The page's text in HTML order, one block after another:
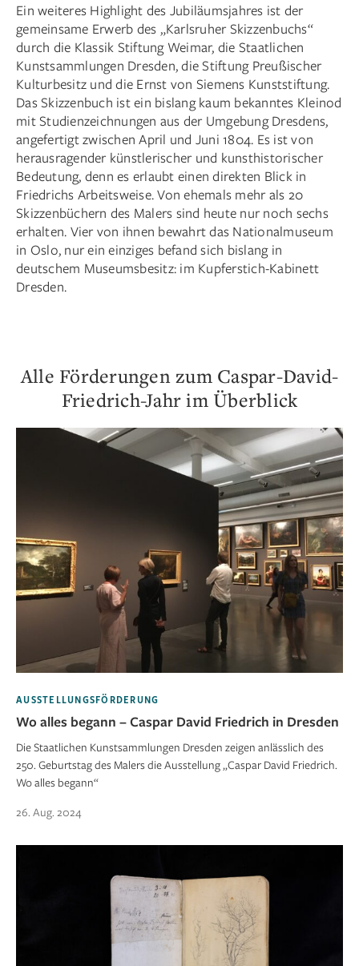
Ein weiteres Highlight des Jubiläumsjahres ist der
gemeinsame Erwerb des „Karlsruher Skizzenbuchs“
durch die Klassik Stiftung Weimar, die Staatlichen
Kunstsammlungen Dresden, die Stiftung Preußischer
Kulturbesitz und die Ernst von Siemens Kunststiftung.
Das Skizzenbuch ist ein bislang kaum bekanntes Kleinod
mit Studienzeichnungen aus der Umgebung Dresdens,
angefertigt zwischen April und Juni 1804. Es ist von
herausragender künstlerischer und kunsthistorischer
Bedeutung, denn es erlaubt einen direkten Blick in
Friedrichs Arbeitsweise. Von ehemals mehr als 20
Skizzenbüchern des Malers sind heute nur noch sechs
erhalten. Vier von ihnen bewahrt das Nationalmuseum
in Oslo, nur ein einziges befand sich bislang in
deutschem Museumsbesitz: im Kupferstich-Kabinett
Dresden.
Alle Förderungen zum Caspar-David-
Friedrich-Jahr im Überblick
AUSSTELLUNGSFÖRDERUNG
Wo alles begann – Caspar David Friedrich in Dresden
Die Staatlichen Kunstsammlungen Dresden zeigen anlässlich des
250. Geburtstag des Malers die Ausstellung „Caspar David Friedrich.
Wo alles begann“
26. Aug. 2024